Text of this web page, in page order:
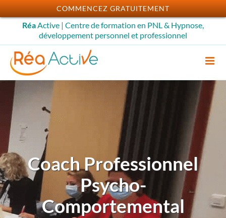
Passer
au
contenu
RéaActive | Centre de formation en PNL & Hypnose,
développement personnel et professionnel
Coach Professionnel
Psycho-
Comportemental
COMMENCEZ GRATUITEMENT